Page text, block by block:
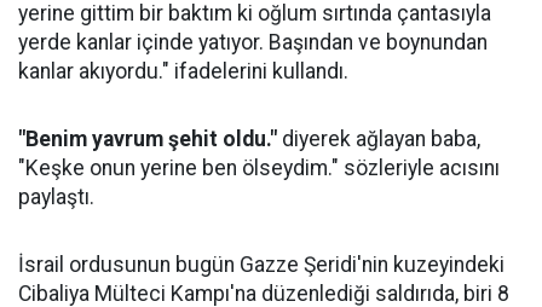
yerine gittim bir baktım ki oğlum sırtında çantasıyla
yerde kanlar içinde yatıyor. Başından ve boynundan
kanlar akıyordu." ifadelerini kullandı.
"Benim yavrum şehit oldu." diyerek ağlayan baba,
"Keşke onun yerine ben ölseydim." sözleriyle acısını
paylaştı.
İsrail ordusunun bugün Gazze Şeridi'nin kuzeyindeki
Cibaliya Mülteci Kampı'na düzenlediği saldırıda, biri 8